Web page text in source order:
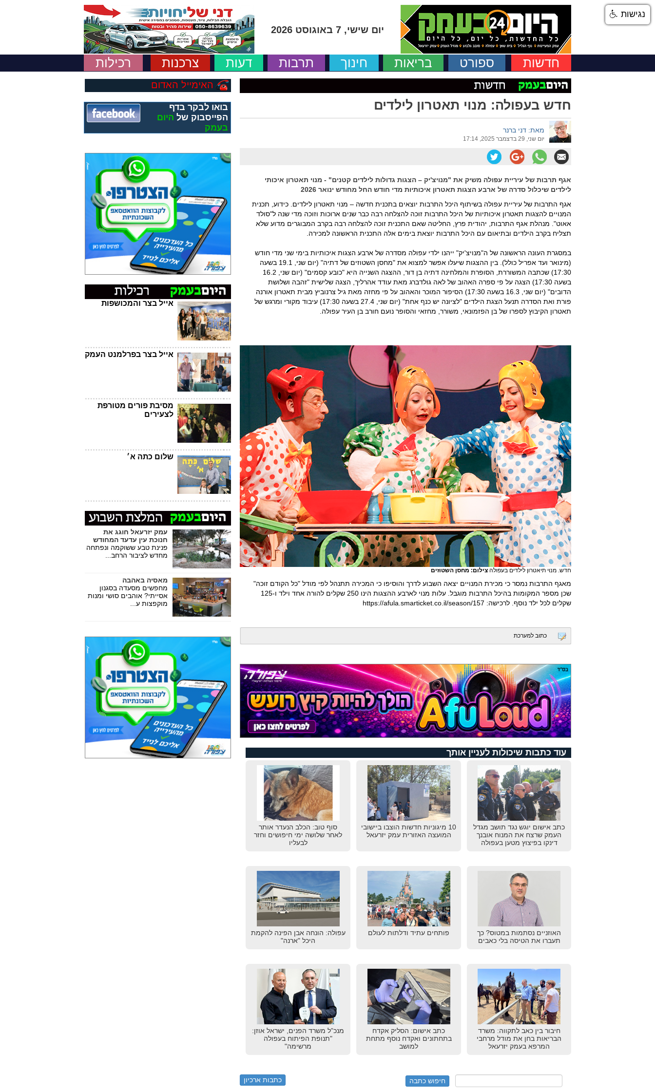
יום שישי, 7 באוגוסט 2026
חדשות ספורט בריאות חינוך תרבות דעות צרכנות רכילות
חדש בעפולה: מנוי תאטרון לילדים
מאת: דני ברנר
יום שני, 29 בדצמבר 2025, 17:14
אגף תרבות של עיריית עפולה משיק את "מנויצ'יק – הצגות גדולות לילדים קטנים" - מנוי תאטרון איכותי
לילדים שיכלול סדרה של ארבע הצגות תאטרון איכותיות מדי חודש החל מחודש ינואר 2026
אגף התרבות של עיריית עפולה בשיתוף היכל התרבות יוצאים בתכנית חדשה – מנוי תאטרון לילדים. כידוע, תכנית
המנויים להצגות תאטרון איכותיות של היכל התרבות זוכה להצלחה רבה כבר שנים ארוכות וזוכה מדי שנה ל"סולד
אאוט". מנהלת אגף התרבות, יהודית פרץ, החליטה שאם התכנית זוכה להצלחה רבה בקרב המבוגרים מדוע שלא
תצליח בקרב הילדים ובתיאום עם היכל התרבות יוצאת בימים אלה התכנית הראשונה למכירה.
במסגרת העונה הראשונה של ה"מנויצ'יק" ייהנו ילדי עפולה מסדרה של ארבע הצגות איכותיות בימי שני מדי חודש
(מינואר ועד אפריל כולל). בין ההצגות שיעלו אפשר למצוא את "מחסן השטוזים של דתיה" (יום שני, 19.1 בשעה
17:30) שכתבה המשוררת, הסופרת והמלחינה דתיה בן דור, ההצגה השנייה היא "כובע קסמים" (יום שני, 16.2
בשעה 17:30) הצגה על פי ספרה האהוב של לאה גולדברג מאת עודד אהרליך, הצגה שלישית "זהבה ושלושת
הדובים" (יום שני, 16.3 בשעה 17:30) הסיפור המוכר והאהוב על פי מחזה מאת גיל צרנוביץ מבית תאטרון אורנה
פורת ואת הסדרה תנעל הצגת הילדים "לציונה יש כנף אחת" (יום שני, 27.4 בשעה 17:30) עיבוד מקורי ומרגש של
תאטרון הקיבוץ לספרו של בן הפזמונאי, משורר, מחזאי והסופר נועם חורב בן העיר עפולה.
חדש. מנוי תיאטרון לילדים בעפולה צילום: מחסן השטוזים
מאגף התרבות נמסר כי מכירת המנויים יצאה השבוע לדרך והוסיפו כי המכירה תתנהל לפי מודל "כל הקודם זוכה"
שכן מספר המקומות בהיכל התרבות מוגבל. עלות מנוי לארבע ההצגות הינו 250 שקלים להורה אחד וילד ו-125
שקלים לכל ילד נוסף. לרכישה: https://afula.smarticket.co.il/season/157
כתוב למערכת
עוד כתבות שיכולות לעניין אותך
כתב אישום יוגש נגד תושב מגדל
העמק שרצח את המנוח אובנך
דינקו בפיצוץ מטען בעפולה
10 מיגוניות חדשות הוצבו ביישובי
המועצה האזורית עמק יזרעאל
סוף טוב: הכלב הנעדר אותר
לאחר שלושה ימי חיפושים וחזר
לבעליו
האוזניים נסתמות במטוס? כך
תעברו את הטיסה בלי כאבים
פותחים עתיד ודלתות לעולם
עפולה: הונחה אבן הפינה להקמת
היכל "ארנה"
חיבור בין כאב לתקווה: משרד
הבריאות בחן את מודל מרחבי
המרפא בעמק יזרעאל
כתב אישום: הסליק אקדח
בתחתונים ואקדח נוסף מתחת
למושב
מנכ”ל משרד הפנים, ישראל אוזן:
"תנופת הפיתוח בעפולה
מרשימה"
כתבות ארכיון
האימייל האדום
בואו לבקר בדף
הפייסבוק של היום
בעמק
אייל בצר והמכושפות
אייל בצר בפרלמנט העמק
מסיבת פורים מטורפת
לצעירים
שלום כתה א׳
עמק יזרעאל חוגג את
חנוכת עין עדעד המחודש
פנינת טבע ששוקמה ונפתחה
מחדש לציבור הרחב...
מאסיה באהבה
מחפשים מסעדה בסגנון
אסייתי? אוהבים סושי ומנות
מוקפצות ע...
נגישות